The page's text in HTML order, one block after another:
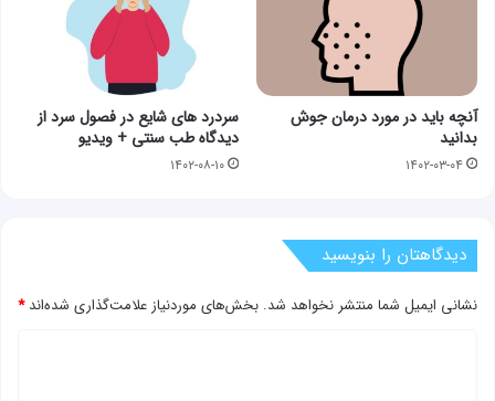
آنچه باید در مورد درمان جوش
بدانید
۱۴۰۲-۰۳-۰۴
سردرد های شايع در فصول سرد از
دیدگاه طب سنتی + ویدیو
۱۴۰۲-۰۸-۱۰
دیدگاهتان را بنویسید
نشانی ایمیل شما منتشر نخواهد شد. بخش‌های موردنیاز علامت‌گذاری شده‌اند*